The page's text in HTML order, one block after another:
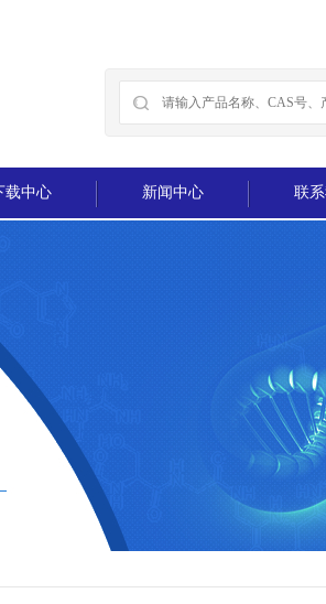
载中心 新闻中心 联